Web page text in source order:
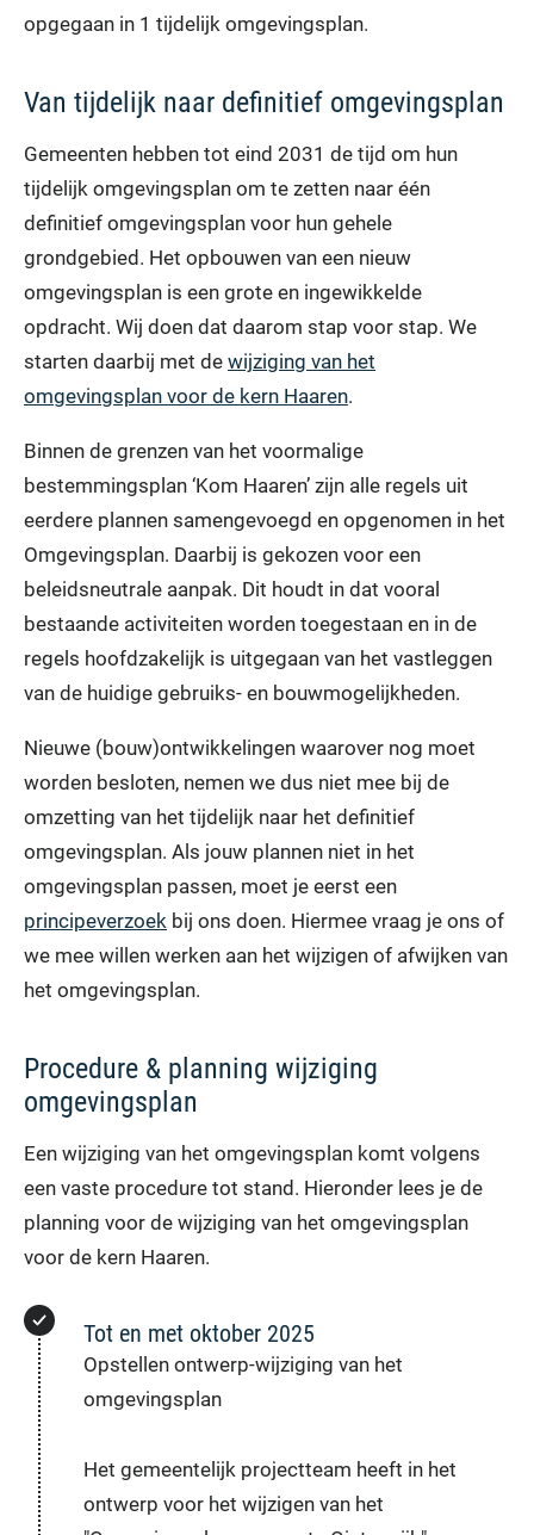
opgegaan in 1 tijdelijk omgevingsplan.
Van tijdelijk naar definitief omgevingsplan
Gemeenten hebben tot eind 2031 de tijd om hun
tijdelijk omgevingsplan om te zetten naar één
definitief omgevingsplan voor hun gehele
grondgebied. Het opbouwen van een nieuw
omgevingsplan is een grote en ingewikkelde
opdracht. Wij doen dat daarom stap voor stap. We
starten daarbij met de wijziging van het
omgevingsplan voor de kern Haaren.
Binnen de grenzen van het voormalige
bestemmingsplan ‘Kom Haaren’ zijn alle regels uit
eerdere plannen samengevoegd en opgenomen in het
Omgevingsplan. Daarbij is gekozen voor een
beleidsneutrale aanpak. Dit houdt in dat vooral
bestaande activiteiten worden toegestaan en in de
regels hoofdzakelijk is uitgegaan van het vastleggen
van de huidige gebruiks- en bouwmogelijkheden.
Nieuwe (bouw)ontwikkelingen waarover nog moet
worden besloten, nemen we dus niet mee bij de
omzetting van het tijdelijk naar het definitief
omgevingsplan. Als jouw plannen niet in het
omgevingsplan passen, moet je eerst een
principeverzoek bij ons doen. Hiermee vraag je ons of
we mee willen werken aan het wijzigen of afwijken van
het omgevingsplan.
Procedure & planning wijziging
omgevingsplan
Een wijziging van het omgevingsplan komt volgens
een vaste procedure tot stand. Hieronder lees je de
planning voor de wijziging van het omgevingsplan
voor de kern Haaren.
Tot en met oktober 2025
Opstellen ontwerp-wijziging van het
omgevingsplan
Het gemeentelijk projectteam heeft in het
ontwerp voor het wijzigen van het